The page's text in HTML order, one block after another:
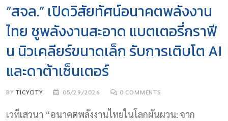
“สจล.” เปิดวิสัยทัศน์อนาคตพลังงาน
ไทย ชูพลังงานสะอาด แบตเตอรี่กราฟี
น นิวเคลียร์ขนาดเล็ก รับการเติบโต AI
และดาต้าเซ็นเตอร์
BYTICYCITY 05/29/2026 0 COMMENTS
เวทีเสวนา “อนาคตพลังงานไทยในโลกผันผวน: จาก